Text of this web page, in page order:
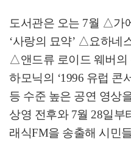
도서관은 오는 7월 △가
‘사랑의 묘약’ △요하네
△앤드류 로이드 웨버의
하모닉의 ‘1996 유럽 콘
등 수준 높은 공연 영상
상영 전후와 7월 28일부
래식FM을 송출해 시민